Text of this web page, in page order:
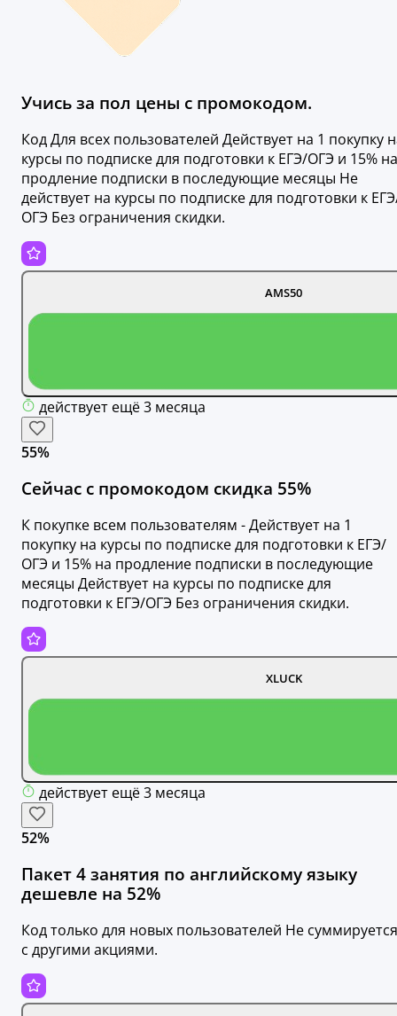
Учись за пол цены с промокодом.
Код Для всех пользователей Действует на 1 покупку
курсы по подписке для подготовки к ЕГЭ/ОГЭ и 15% на
продление подписки в последующие месяцы Не
действует на курсы по подписке для подготовки к
ОГЭ Без ограничения скидки.
AMS50
действует ещё 3 месяца
55%
Сейчас с промокодом скидка 55%
К покупке всем пользователям - Действует на 1
покупку на курсы по подписке для подготовки к ЕГЭ/
ОГЭ и 15% на продление подписки в последующие
месяцы Действует на курсы по подписке для
подготовки к ЕГЭ/ОГЭ Без ограничения скидки.
XLUCK
действует ещё 3 месяца
52%
Пакет 4 занятия по английскому языку
дешевле на 52%
Код только для новых пользователей Не суммируется
с другими акциями.